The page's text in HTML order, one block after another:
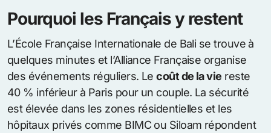
Pourquoi les Français y restent
L’École Française Internationale de Bali se trouve à
quelques minutes et l’Alliance Française organise
des événements réguliers. Lecoût de la vie reste
40 % inférieur à Paris pour un couple. La sécurité
est élevée dans les zones résidentielles et les
hôpitaux privés comme BIMC ou Siloam répondent